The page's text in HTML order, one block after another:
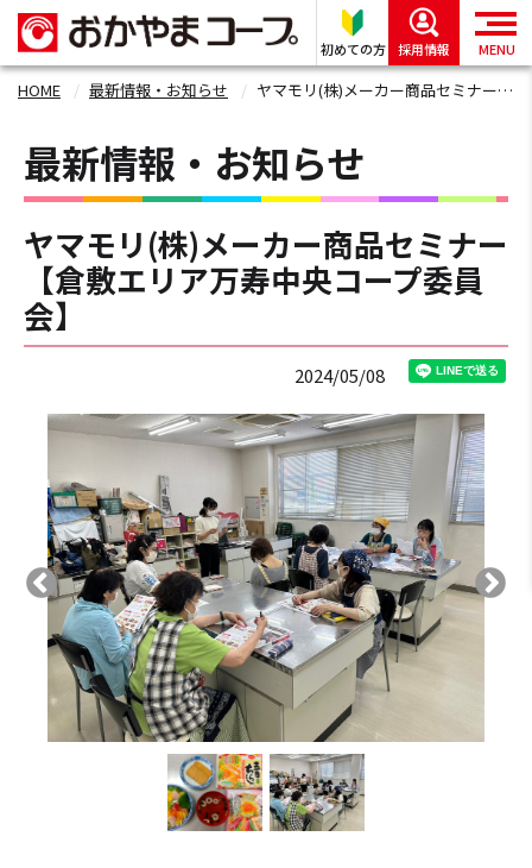
初めての方 採用情報 MENU
HOME 最新情報・お知らせ ヤマモリ(株)メーカー商品セミナー 【倉敷エリア万寿中央コープ委員会】
最新情報・お知らせ
ヤマモリ(株)メーカー商品セミナー
【倉敷エリア万寿中央コープ委員
会】
2024/05/08